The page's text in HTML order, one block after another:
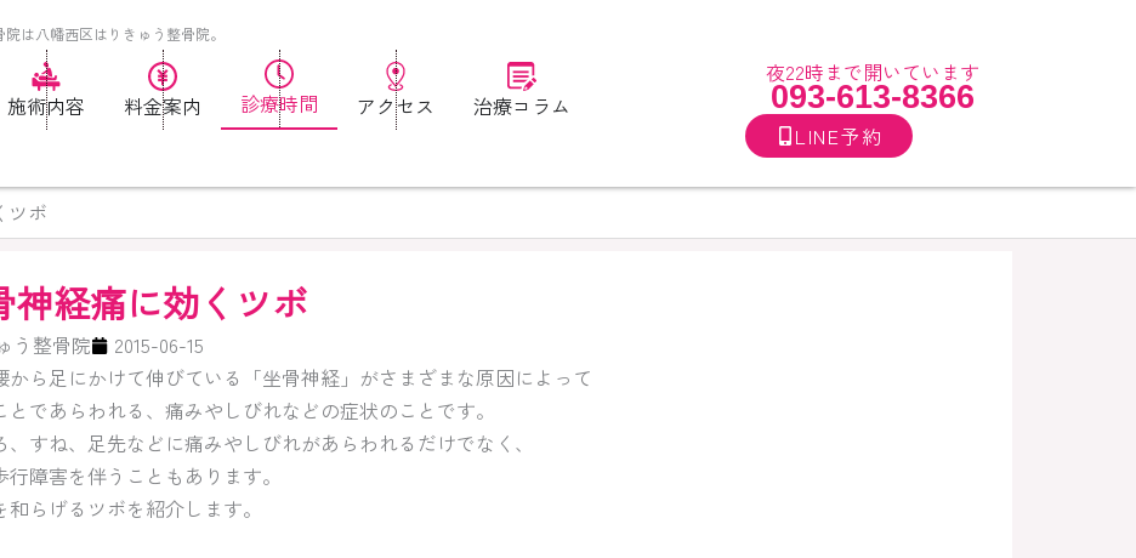
は八幡西区はりきゅう整骨院。
施術内容 料金案内 診療時間 アクセス 治療コラム
夜22時まで開いています
093-613-8366
LINE予約
ツボ
神経痛に効くツボ
う整骨院
2015-06-15
から足にかけて伸びている「坐骨神経」がさまざまな原因によって
であらわれる、痛みやしびれなどの症状のことです。
すね、足先などに痛みやしびれがあらわれるだけでなく、
障害を伴うこともあります。
らげるツボを紹介します。